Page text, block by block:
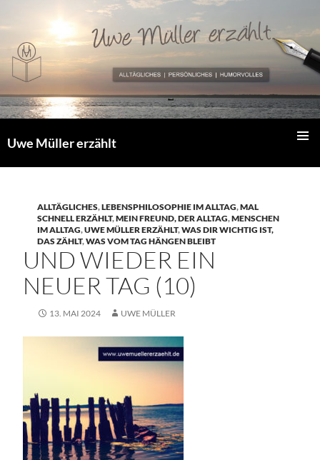
Inhalt
springen
Uwe Müller erzählt
MENÜ
ALLTÄGLICHES,LEBENSPHILOSOPHIE IM ALLTAG,MAL
SCHNELL ERZÄHLT,MEIN FREUND, DER ALLTAG,MENSCHEN
IM ALLTAG,UWE MÜLLER ERZÄHLT,WAS DIR WICHTIG IST,
DAS ZÄHLT,WAS VOM TAG HÄNGEN BLEIBT
UND WIEDER EIN
NEUER TAG (10)
13. MAI 2024 UWE MÜLLER